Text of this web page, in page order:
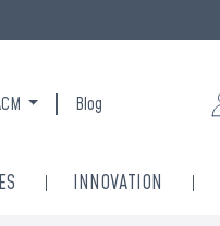
Blog
INNOVATION